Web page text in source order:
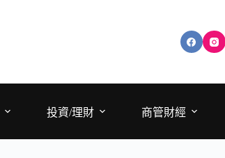
投資/理財 商管財經